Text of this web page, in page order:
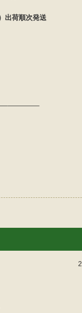
出荷順次発送